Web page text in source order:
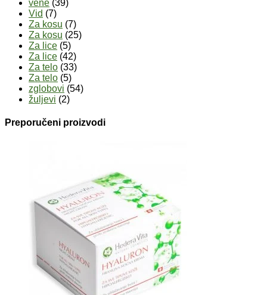
vene (39)
Vid (7)
Za kosu (7)
Za kosu (25)
Za lice (5)
Za lice (42)
Za telo (33)
Za telo (5)
zglobovi (54)
žuljevi (2)
Preporučeni proizvodi